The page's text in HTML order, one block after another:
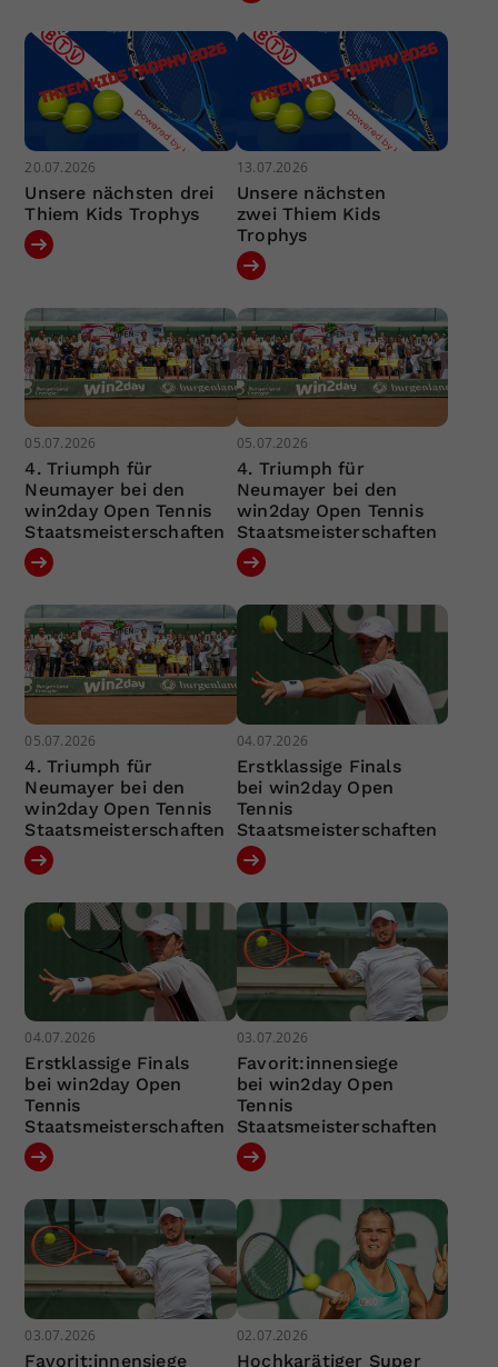
20.07.2026
Unsere nächsten drei
Thiem Kids Trophys
13.07.2026
Unsere nächsten
zwei Thiem Kids
Trophys
05.07.2026
4. Triumph für
Neumayer bei den
win2day Open Tennis
Staatsmeisterschaften
05.07.2026
4. Triumph für
Neumayer bei den
win2day Open Tennis
Staatsmeisterschaften
05.07.2026
4. Triumph für
Neumayer bei den
win2day Open Tennis
Staatsmeisterschaften
04.07.2026
Erstklassige Finals
bei win2day Open
Tennis
Staatsmeisterschaften
04.07.2026
Erstklassige Finals
bei win2day Open
Tennis
Staatsmeisterschaften
03.07.2026
Favorit:innensiege
bei win2day Open
Tennis
Staatsmeisterschaften
03.07.2026
Favorit:innensiege
02.07.2026
Hochkarätiger Super